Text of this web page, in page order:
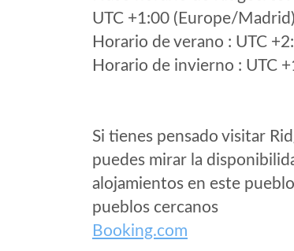
UTC +1:00 (Europe/Madrid)
Horario de verano : UTC
Horario de invierno : UTC
Si tienes pensado visitar
puedes mirar la
alojamientos en este
pueblos cercanos
Booking.com